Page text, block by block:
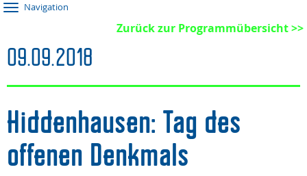
Navigation
Zurück zur Programmübersicht >>
09.09.2018
Hiddenhausen: Tag des
offenen Denkmals